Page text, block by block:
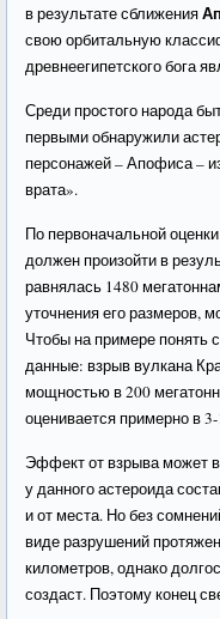
в результате сближения
свою орбитальную
древнеегипетского бога
Среди простого народа
первыми обнаружили
персонажей – Апофиса –
врата».
По первоначальной
должен произойти в
равнялась 1480
уточнения его размеров,
Чтобы на примере
данные: взрыв вулкана
мощностью в 200
оценивается примерно в
Эффект от взрыва может
у данного астероида
и от места. Но без
виде разрушений
километров, однако
создаст. Поэтому конец